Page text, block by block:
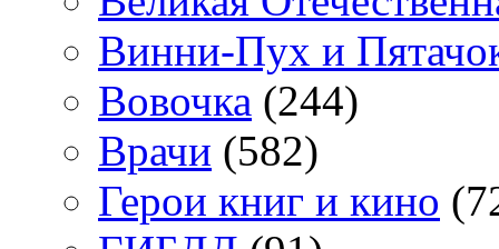
Винни-Пух и
Вовочка (244)
Врачи (582)
Герои книг и кино